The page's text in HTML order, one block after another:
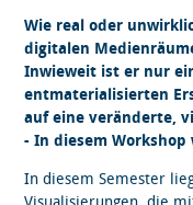
Wie real oder
digitalen
Inwieweit ist er nur
entmaterialisierten
auf eine veränderte,
- In diesem
In diesem Semester